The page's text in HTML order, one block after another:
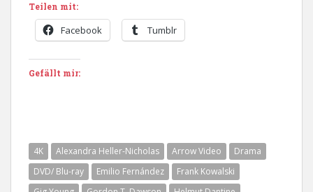
Teilen mit:
Facebook Tumblr
Gefällt mir:
4K Alexandra Heller-Nicholas Arrow Video
Drama
DVD/ Blu-ray
Emilio Fernández
Frank Kowalski